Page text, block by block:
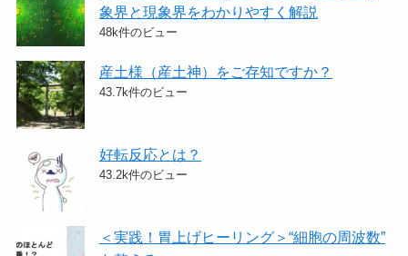
象界と現象界をわかりやすく解説
48k件のビュー
産土様（産土神）をご存知ですか？
43.7k件のビュー
好転反応とは？
43.2k件のビュー
＜実践！胃上げヒーリング＞​“細胞の周波数”